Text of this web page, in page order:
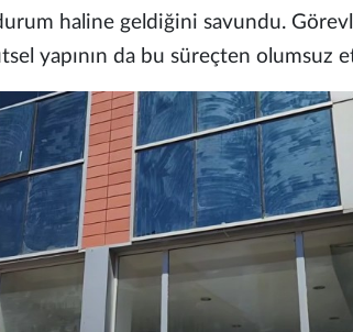
haline geldiğini savundu.
yapının da bu süreçten olumsuz